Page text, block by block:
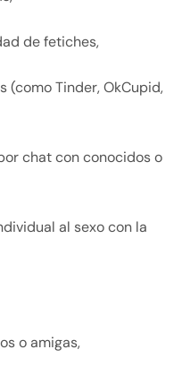
de fetiches,
(como Tinder, OkCupid,
chat con conocidos o
al sexo con la
o amigas,